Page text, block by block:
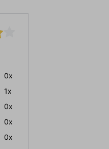
0x
1x
0x
0x
0x